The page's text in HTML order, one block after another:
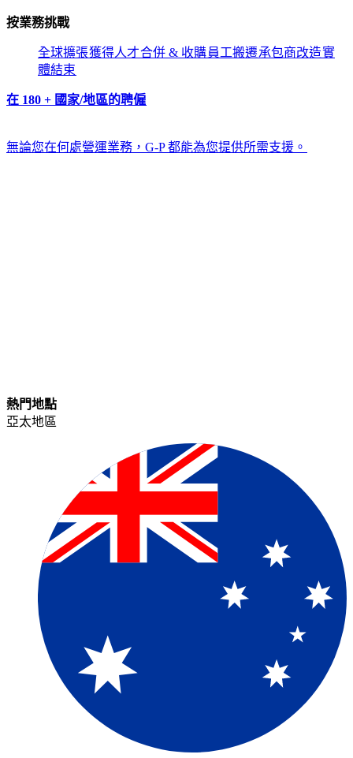
按業務挑戰​​
全球擴張​​獲得人才​​合併 & 收購​​員工搬遷​​承包商改造​​實
體結束​​
在 180 + 國家/地區的聘僱​​
無論您在何處營運業務，G-P 都能為您提供所需支援。​​
熱門地點​​
亞太地區​​